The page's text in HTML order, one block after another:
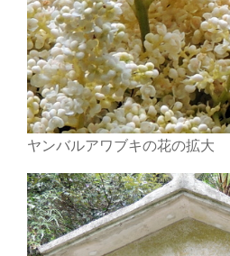
ヤンバルアワブキの花の拡大